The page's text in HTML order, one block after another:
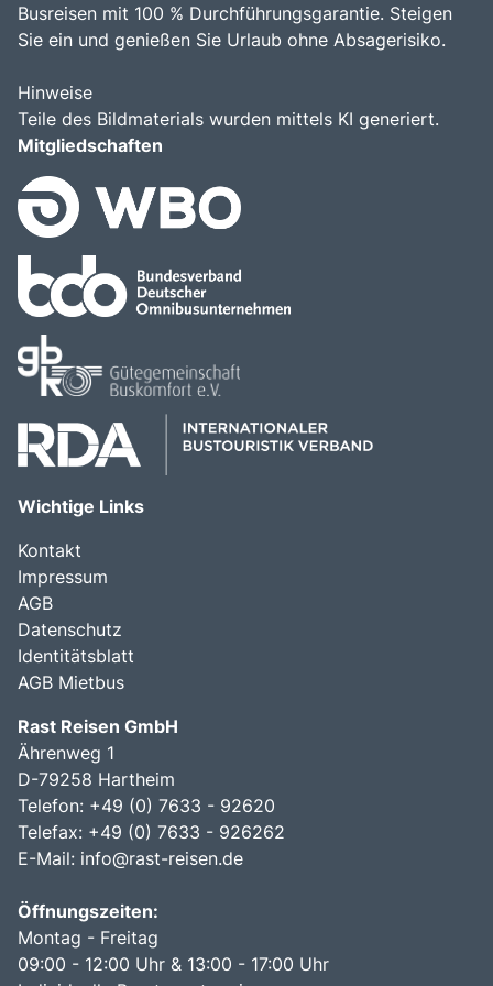
Busreisen mit 100 % Durchführungsgarantie. Steigen
Sie ein und genießen Sie Urlaub ohne Absagerisiko.
Hinweise
Teile des Bildmaterials wurden mittels KI generiert.
Mitgliedschaften
Wichtige Links
Kontakt
Impressum
AGB
Datenschutz
Identitätsblatt
AGB Mietbus
Rast Reisen GmbH
Ährenweg 1
D-79258 Hartheim
Telefon: +49 (0) 7633 - 92620
Telefax: +49 (0) 7633 - 926262
E-Mail: info@rast-reisen.de
Öffnungszeiten:
Montag - Freitag
09:00 - 12:00 Uhr & 13:00 - 17:00 Uhr